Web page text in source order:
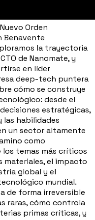
Orden
Benavente
la trayectoria
de Nanomate, y
en líder
deep-tech puntera
cómo se construye
desde el
estratégicas,
las habilidades
un sector altamente
como
temas más críticos
materiales, el impacto
global y el
mundial.
de forma irreversible
raras, cómo controla
primas críticas, y